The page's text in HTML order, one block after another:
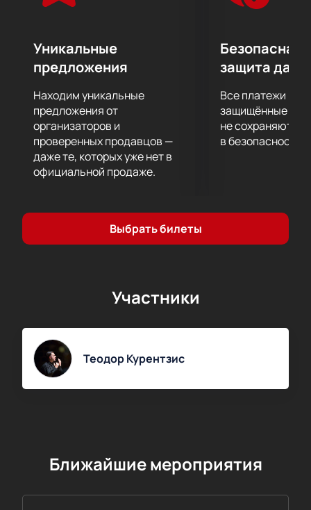
Уникальные
предложения
Находим уникальные
предложения от
организаторов и
проверенных продавцов —
даже те, которых уже нет в
официальной продаже.
Безопасная
защита
Все платежи
защищённые
не сохраняются
в безопасности.
Выбрать билеты
Участники
Теодор Курентзис
Ближайшие мероприятия